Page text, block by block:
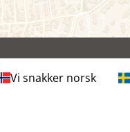
Vi snakker norsk